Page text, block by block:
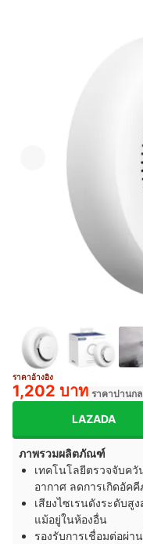
ราคาอ้างอิง
1,202 บาท ราคาปานก
LAZADA
ภาพรวมผลิตภัณฑ์
เทคโนโลยีตรวจจับค
อากาศ ลดการเกิดอัคคี
เสียงไซเรนดังระดับสู
แม้อยู่ในห้องอื่น
รองรับการเชื่อมต่อผ่